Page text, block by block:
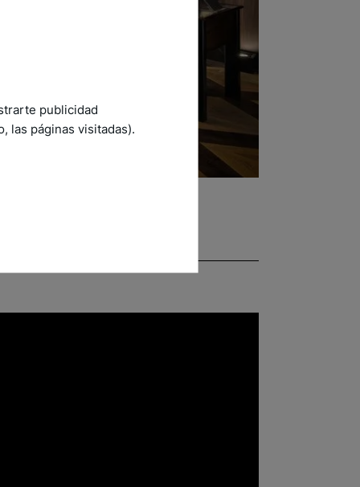
publicidad
las páginas visitadas).